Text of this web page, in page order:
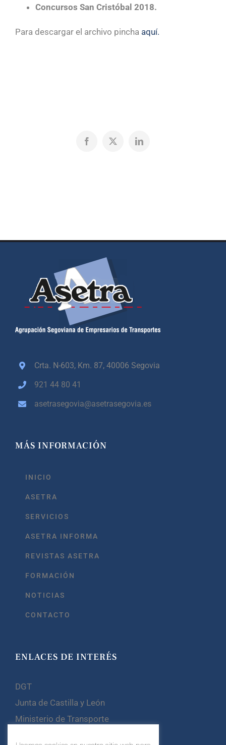
Concursos San Cristóbal 2018.
Para descargar el archivo pincha aquí.
Facebook
X LinkedIn
Crta. N-603, Km. 87,40006 Segovia
921 44 80 41
asetrasegovia@asetrasegovia.es
MÁS INFORMACIÓN
INICIO
ASETRA
SERVICIOS
ASETRA INFORMA
REVISTAS ASETRA
FORMACIÓN
NOTICIAS
CONTACTO
ENLACES DE INTERÉS
DGT
Junta de Castilla y León
Ministerio de Transporte